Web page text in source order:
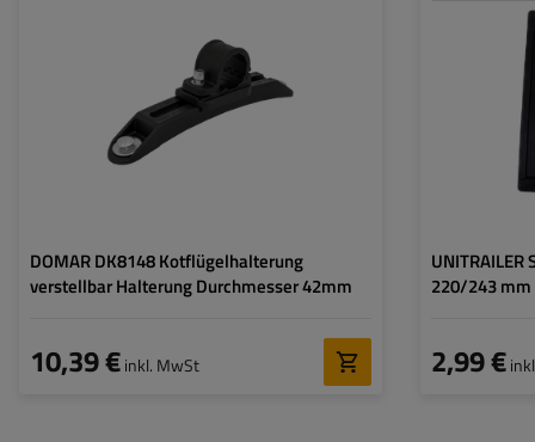
DOMAR DK8148 Kotflügelhalterung
verstellbar Halterung Durchmesser 42mm
10,39 €inkl. MwSt
220/243 mm
2,99 €